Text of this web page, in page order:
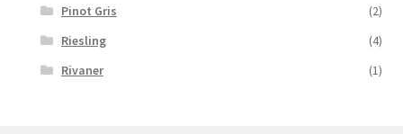
Pinot Gris
(2)
Riesling
(4)
Rivaner
(1)